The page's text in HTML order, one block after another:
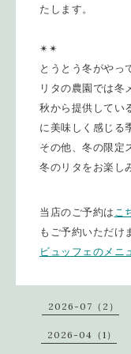
たします。
✴︎✴︎
とうとう冬がやっ
リタの農園では冬
秋から提供してい
に美味しく感じる
その他、冬の限定
冬のリタをお楽し
当店のご予約は こ
もご予約いただけ
ビュッフェのメニ
2026-07（2）
2026-04（1）